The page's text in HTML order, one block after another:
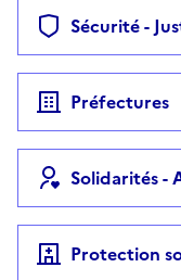
Sécurité -
Préfectures
Solidarités -
Protection